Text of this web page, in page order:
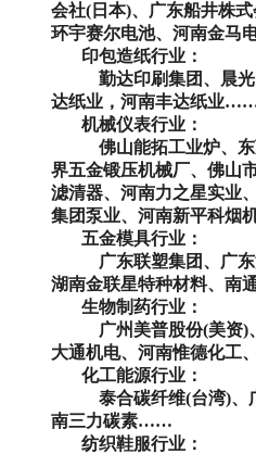
会社(日本)、广东船井株式
环宇赛尔电池、河南金马
印包造纸行业：
勤达印刷集团、晨光
达纸业，河南丰达纸业
机械仪表行业：
佛山能拓工业炉、
界五金锻压机械厂、佛山
滤清器、河南力之星实业
集团泵业、河南新平科烟
五金模具行业：
广东联塑集团、广
湖南金联星特种材料、南
生物制药行业：
广州美普股份(美资)
大通机电、河南惟德化工
化工能源行业：
泰合碳纤维(台湾)、
南三力碳素……
纺织鞋服行业：